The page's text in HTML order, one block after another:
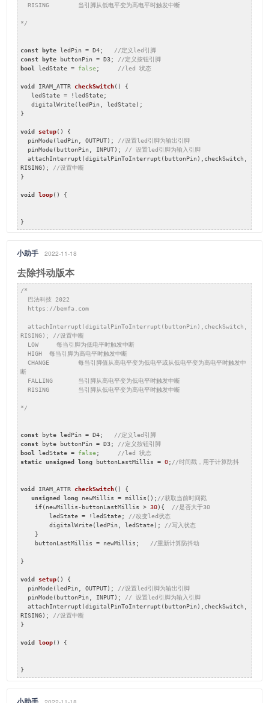
*/
const byte ledPin = D4;
//定义led引脚
const
byte buttonPin = D3;
//定义按钮引脚
bool
ledState = false; //led 状态
void IRAM_ATTR checkSwitch( )
{
}
void setup( )
{
  pinMode(ledPin, OUTPUT);
//设置led引脚为输出引脚
  pinMode(buttonPin, INPUT);
// 设置led引脚为输入引脚
RISING);
//设置中断
}
void loop( ) {
}
小助手 2022-11-18
去除抖动版本
/*
RISING); //设置中断
断
*/
const byte ledPin = D4;
//定义led引脚
const byte buttonPin = D3;
//定义按钮引脚
bool ledState = false;
//led 状态
static unsigned long buttonLastMillis = 0; //时间戳，用于计算防抖
void IRAM_ATTR checkSwitch()
{
unsigned
long newMillis = millis(); //获取当前时间戳
if(newMillis-buttonLastMillis > 30){
//是否大于30
        ledState = !ledState;
//改变led状态
        digitalWrite(ledPin, ledState);
//写入状态
    buttonLastMillis = newMillis;
//重新计算防抖动
}
void setup()
{
  pinMode(ledPin, OUTPUT);
//设置led引脚为输出引脚
  pinMode(buttonPin, INPUT);
// 设置led引脚为输入引脚
RISING);
//设置中断
}
void loop() {
}